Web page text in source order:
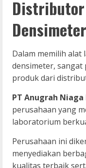
Dalam memilih
densimeter,
produk dari
PT Anugrah
perusahaan yang
laboratorium
Perusahaan ini
menyediakan
kualitas terbaik